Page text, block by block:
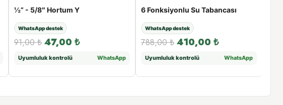
½” - 5/8″ Hortum Y
WhatsApp destek
91,00₺ 47,00 ₺
Uyumluluk kontrolü WhatsApp
6 Fonksiyonlu Su Tabancası
WhatsApp destek
788,00₺ 410,00 ₺
Uyumluluk kontrolü WhatsApp